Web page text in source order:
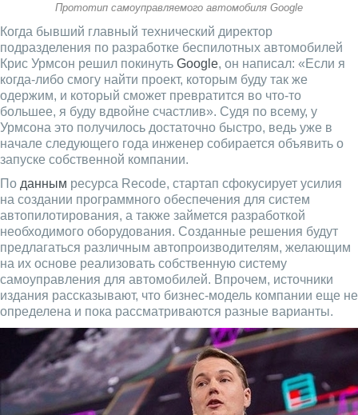
Прототип самоуправляемого автомобиля Google
Когда бывший главный технический директор
подразделения по разработке беспилотных автомобилей
Крис Урмсон решил покинуть Google, он написал: «Если я
когда-либо смогу найти проект, которым буду так же
одержим, и который сможет превратится во что-то
большее, я буду вдвойне счастлив». Судя по всему, у
Урмсона это получилось достаточно быстро, ведь уже в
начале следующего года инженер собирается объявить о
запуске собственной компании.
По данным ресурса Recode, стартап сфокусирует усилия
на создании программного обеспечения для систем
автопилотирования, а также займется разработкой
необходимого оборудования. Созданные решения будут
предлагаться различным автопроизводителям, желающим
на их основе реализовать собственную систему
самоуправления для автомобилей. Впрочем, источники
издания рассказывают, что бизнес-модель компании еще не
определена и пока рассматриваются разные варианты.